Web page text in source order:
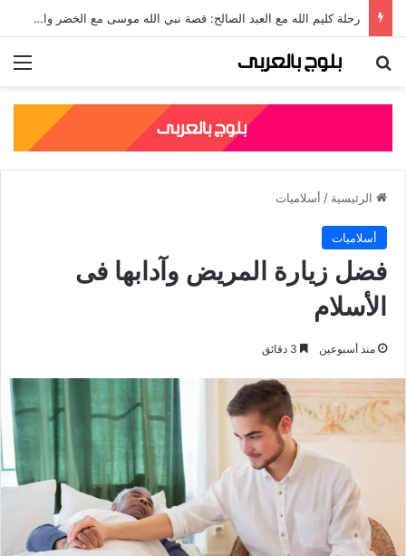
رحلة كليم الله مع العبد الصالح: قصة نبي الله موسى مع الخضر والدروس المستفادة منها
بحث عن
الرئيسية / أسلاميات
أسلاميات
فضل زيارة المريض وآدابها فى
الأسلام
منذ أسبوعين